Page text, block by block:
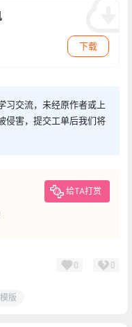
下载
习交流，未经原作者或上
侵害，提交工单后我们将
给TA打赏
0 0
版